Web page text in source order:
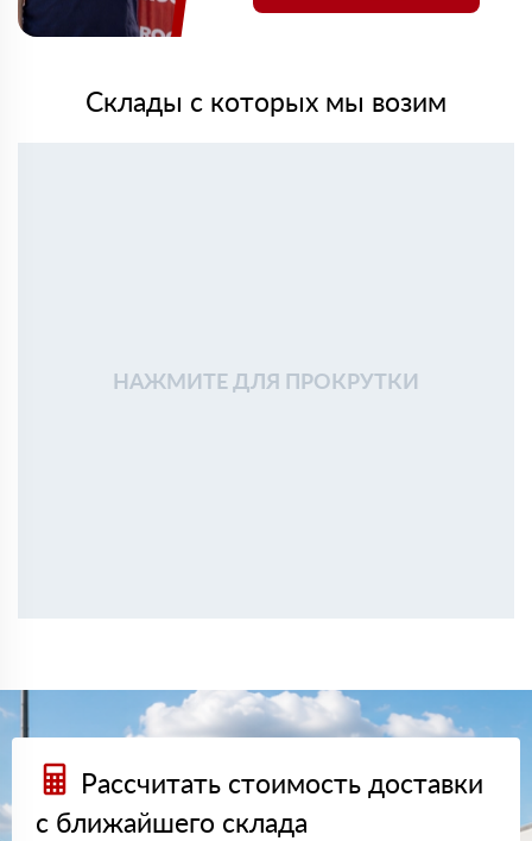
Склады с которых мы возим
НАЖМИТЕ ДЛЯ ПРОКРУТКИ
Рассчитать стоимость доставки
с ближайшего склада